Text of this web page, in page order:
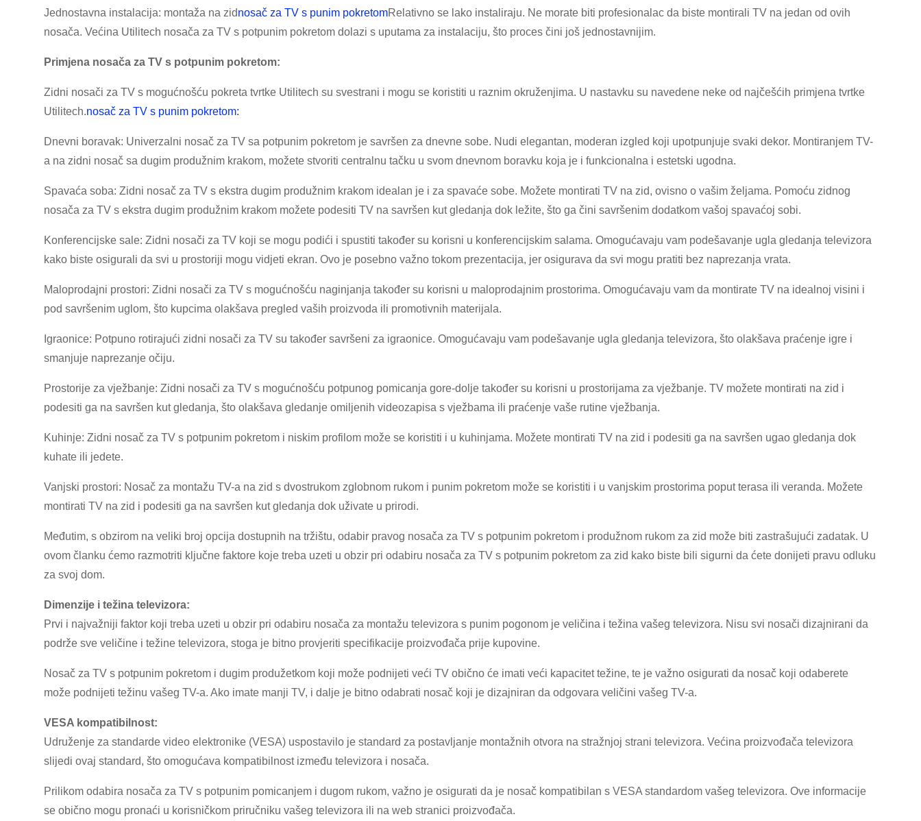
Jednostavna instalacija: montaža na zidnosač za TV s punim pokretomRelativno se lako instaliraju. Ne morate biti profesionalac da biste montirali TV na jedan od ovih
nosača. Većina Utilitech nosača za TV s potpunim pokretom dolazi s uputama za instalaciju, što proces čini još jednostavnijim.
Primjena nosača za TV s potpunim pokretom:
Zidni nosači za TV s mogućnošću pokreta tvrtke Utilitech su svestrani i mogu se koristiti u raznim okruženjima. U nastavku su navedene neke od najčešćih primjena tvrtke
Utilitech.nosač za TV s punim pokretom:
Dnevni boravak: Univerzalni nosač za TV sa potpunim pokretom je savršen za dnevne sobe. Nudi elegantan, moderan izgled koji upotpunjuje svaki dekor. Montiranjem TV-
a na zidni nosač sa dugim produžnim krakom, možete stvoriti centralnu tačku u svom dnevnom boravku koja je i funkcionalna i estetski ugodna.
Spavaća soba: Zidni nosač za TV s ekstra dugim produžnim krakom idealan je i za spavaće sobe. Možete montirati TV na zid, ovisno o vašim željama. Pomoću zidnog
nosača za TV s ekstra dugim produžnim krakom možete podesiti TV na savršen kut gledanja dok ležite, što ga čini savršenim dodatkom vašoj spavaćoj sobi.
Konferencijske sale: Zidni nosači za TV koji se mogu podići i spustiti također su korisni u konferencijskim salama. Omogućavaju vam podešavanje ugla gledanja televizora
kako biste osigurali da svi u prostoriji mogu vidjeti ekran. Ovo je posebno važno tokom prezentacija, jer osigurava da svi mogu pratiti bez naprezanja vrata.
Maloprodajni prostori: Zidni nosači za TV s mogućnošću naginjanja također su korisni u maloprodajnim prostorima. Omogućavaju vam da montirate TV na idealnoj visini i
pod savršenim uglom, što kupcima olakšava pregled vaših proizvoda ili promotivnih materijala.
Igraonice: Potpuno rotirajući zidni nosači za TV su također savršeni za igraonice. Omogućavaju vam podešavanje ugla gledanja televizora, što olakšava praćenje igre i
smanjuje naprezanje očiju.
Prostorije za vježbanje: Zidni nosači za TV s mogućnošću potpunog pomicanja gore-dolje također su korisni u prostorijama za vježbanje. TV možete montirati na zid i
podesiti ga na savršen kut gledanja, što olakšava gledanje omiljenih videozapisa s vježbama ili praćenje vaše rutine vježbanja.
Kuhinje: Zidni nosač za TV s potpunim pokretom i niskim profilom može se koristiti i u kuhinjama. Možete montirati TV na zid i podesiti ga na savršen ugao gledanja dok
kuhate ili jedete.
Vanjski prostori: Nosač za montažu TV-a na zid s dvostrukom zglobnom rukom i punim pokretom može se koristiti i u vanjskim prostorima poput terasa ili veranda. Možete
montirati TV na zid i podesiti ga na savršen kut gledanja dok uživate u prirodi.
Međutim, s obzirom na veliki broj opcija dostupnih na tržištu, odabir pravog nosača za TV s potpunim pokretom i produžnom rukom za zid može biti zastrašujući zadatak. U
ovom članku ćemo razmotriti ključne faktore koje treba uzeti u obzir pri odabiru nosača za TV s potpunim pokretom za zid kako biste bili sigurni da ćete donijeti pravu odluku
za svoj dom.
Dimenzije i težina televizora:
Prvi i najvažniji faktor koji treba uzeti u obzir pri odabiru nosača za montažu televizora s punim pogonom je veličina i težina vašeg televizora. Nisu svi nosači dizajnirani da
podrže sve veličine i težine televizora, stoga je bitno provjeriti specifikacije proizvođača prije kupovine.
Nosač za TV s potpunim pokretom i dugim produžetkom koji može podnijeti veći TV obično će imati veći kapacitet težine, te je važno osigurati da nosač koji odaberete
može podnijeti težinu vašeg TV-a. Ako imate manji TV, i dalje je bitno odabrati nosač koji je dizajniran da odgovara veličini vašeg TV-a.
VESA kompatibilnost:
Udruženje za standarde video elektronike (VESA) uspostavilo je standard za postavljanje montažnih otvora na stražnjoj strani televizora. Većina proizvođača televizora
slijedi ovaj standard, što omogućava kompatibilnost između televizora i nosača.
Prilikom odabira nosača za TV s potpunim pomicanjem i dugom rukom, važno je osigurati da je nosač kompatibilan s VESA standardom vašeg televizora. Ove informacije
se obično mogu pronaći u korisničkom priručniku vašeg televizora ili na web stranici proizvođača.
×
PODNESITE ZAHTJEV